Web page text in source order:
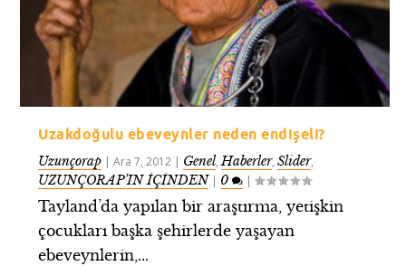
Uzakdoğulu ebeveynler neden endişeli?
Uzunçorap |Ara 7, 2012 | Genel,Haberler,Slider,
UZUNÇORAP’IN İÇİNDEN| 0 |
Tayland’da yapılan bir araştırma, yetişkin
çocukları başka şehirlerde yaşayan
ebeveynlerin,...